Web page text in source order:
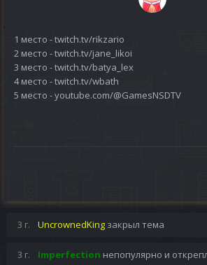
1 место - twitch.tv/rikzario
2 место - twitch.tv/jane_likoi
3 место - twitch.tv/batya_lex
4 место - twitch.tv/wbath
5 место - youtube.com/@GamesNSDTV
3 г. UncrownedKing закрыл тема
3 г. Imperfection непопулярно и